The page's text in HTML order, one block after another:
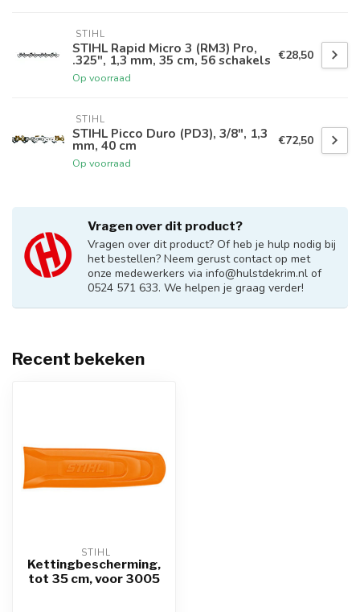
STIHL
STIHL Rapid Micro 3 (RM3) Pro,
.325", 1,3 mm, 35 cm, 56 schakels
Op voorraad
€28,50
STIHL
STIHL Picco Duro (PD3), 3/8", 1,3
mm, 40 cm
Op voorraad
€72,50
Vragen over dit product?
Vragen over dit product? Of heb je hulp nodig bij
het bestellen? Neem gerust contact op met
onze medewerkers via info@hulstdekrim.nl of
0524 571 633. We helpen je graag verder!
Recent bekeken
STIHL
Kettingbescherming,
tot 35 cm, voor 3005